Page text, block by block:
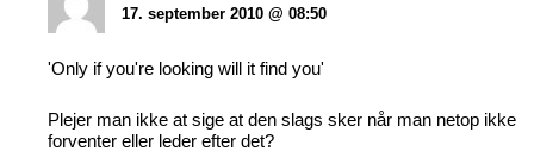
17. september 2010 @ 08:50
'Only if you're looking will it find you'
Plejer man ikke at sige at den slags sker når man netop ikke
forventer eller leder efter det?